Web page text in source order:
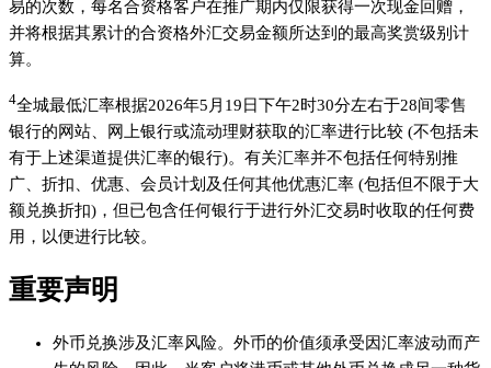
易的次数，每名合资格客户在推广期内仅限获得一次现金回赠，
并将根据其累计的合资格外汇交易金额所达到的最高奖赏级别计
算。
4全城最低汇率根据2026年5月19日下午2时30分左右于28间零售
银行的网站、网上银行或流动理财获取的汇率进行比较 (不包括未
有于上述渠道提供汇率的银行)。有关汇率并不包括任何特别推
广、折扣、优惠、会员计划及任何其他优惠汇率 (包括但不限于大
额兑换折扣)，但已包含任何银行于进行外汇交易时收取的任何费
用，以便进行比较。
重要声明
外币兑换涉及汇率风险。外币的价值须承受因汇率波动而产